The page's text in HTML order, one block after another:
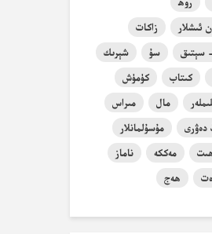
ئىشلار
زاكات
سېتىق سۇ
شېرىك
كىتاب
كۈمۈش
مال
مىراس
دەۋرى
مۇسۇلمانلار
مەككە
ناماز
ھەج